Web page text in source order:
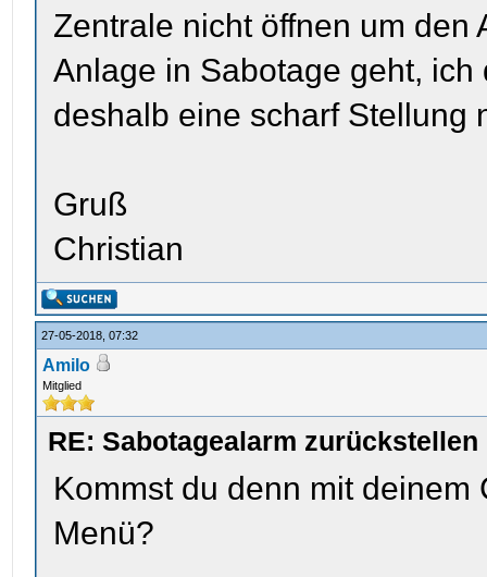
Zentrale nicht öffnen um den
Anlage in Sabotage geht,
deshalb eine scharf Stellung
Gruß
Christian
27-05-2018, 07:32
Amilo
Mitglied
RE: Sabotagealarm zurückstellen
Kommst du denn mit
Menü?